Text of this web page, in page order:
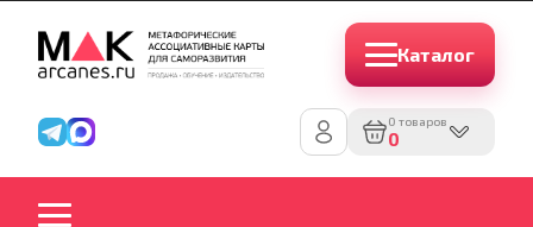
Каталог
0 товаров
0